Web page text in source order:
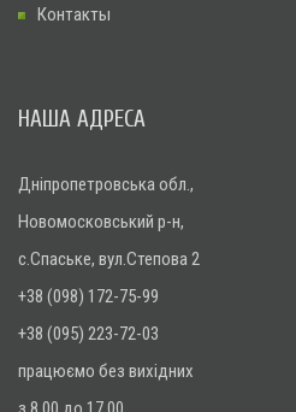
Контакты
НАША АДРЕСА
Дніпропетровська обл.,
Новомосковський р-н,
с.Спаське, вул.Степова 2
+38 (098) 172-75-99
+38 (095) 223-72-03
працюємо без вихідних